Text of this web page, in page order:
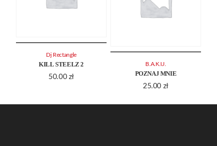
KILL STEELZ 2
50.00 zł
Dj Rectangle
POZNAJ MNIE
25.00 zł
B.A.K.U.